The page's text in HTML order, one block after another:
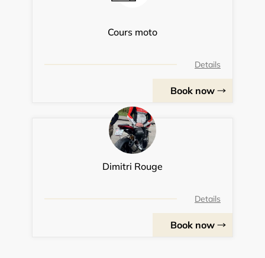
Cours moto
Details
Book now
Dimitri Rouge
Details
Book now